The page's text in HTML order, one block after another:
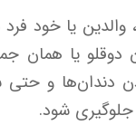
یا خود
دندان‌ها و
جلوگیری شود.